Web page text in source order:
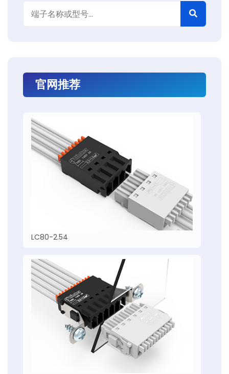
官网推荐
LC80-2.54